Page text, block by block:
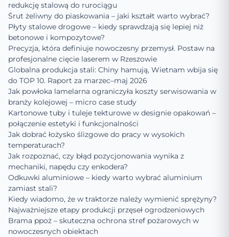
redukcję stalową do rurociągu
Śrut żeliwny do piaskowania – jaki kształt warto wybrać?
Płyty stalowe drogowe – kiedy sprawdzają się lepiej niż
betonowe i kompozytowe?
Precyzja, która definiuje nowoczesny przemysł. Postaw na
profesjonalne cięcie laserem w Rzeszowie
Globalna produkcja stali: Chiny hamują, Wietnam wbija się
do TOP 10. Raport za marzec–maj 2026
Jak powłoka lamelarna ograniczyła koszty serwisowania w
branży kolejowej – micro case study
Kartonowe tuby i tuleje tekturowe w designie opakowań –
połączenie estetyki i funkcjonalności
Jak dobrać łożysko ślizgowe do pracy w wysokich
temperaturach?
Jak rozpoznać, czy błąd pozycjonowania wynika z
mechaniki, napędu czy enkodera?
Odkuwki aluminiowe – kiedy warto wybrać aluminium
zamiast stali?
Kiedy wiadomo, że w traktorze należy wymienić sprężyny?
Najważniejsze etapy produkcji przęseł ogrodzeniowych
Brama ppoż – skuteczna ochrona stref pożarowych w
nowoczesnych obiektach